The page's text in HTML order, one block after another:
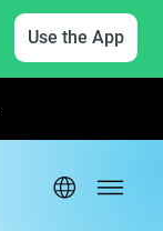
Use the App